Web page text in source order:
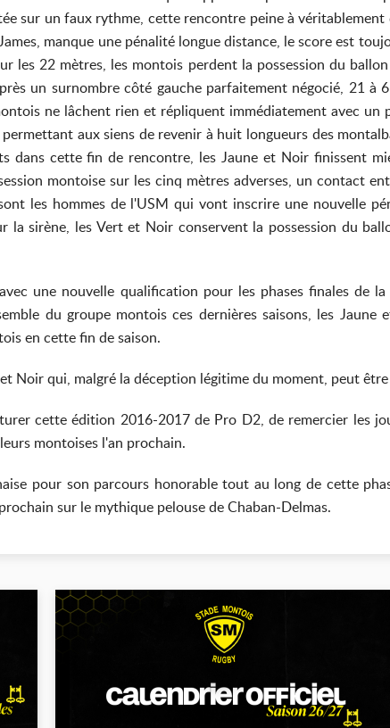
sur un faux rythme, cette rencontre peine à
manque une pénalité longue distance, le score est
les 22 mètres, les montois perdent la possession du
un surnombre côté gauche parfaitement négocié, 21 à
ne lâchent rien et répliquent immédiatement avec
aux siens de revenir à huit longueurs des
dans cette fin de rencontre, les Jaune et Noir finissent
montoise sur les cinq mètres adverses, un contact
les hommes de l'USM qui vont inscrire une nouvelle
la sirène, les Vert et Noir conservent la possession du
une nouvelle qualification pour les phases finales de
du groupe montois ces dernières saisons, les
en cette fin de saison.
Noir qui, malgré la déception légitime du moment, peut
cette édition 2016-2017 de Pro D2, de remercier les
montoises l'an prochain.
pour son parcours honorable tout au long de cette
sur le mythique pelouse de Chaban-Delmas.